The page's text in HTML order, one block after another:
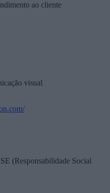
ao cliente
visual
(Responsabilidade Social